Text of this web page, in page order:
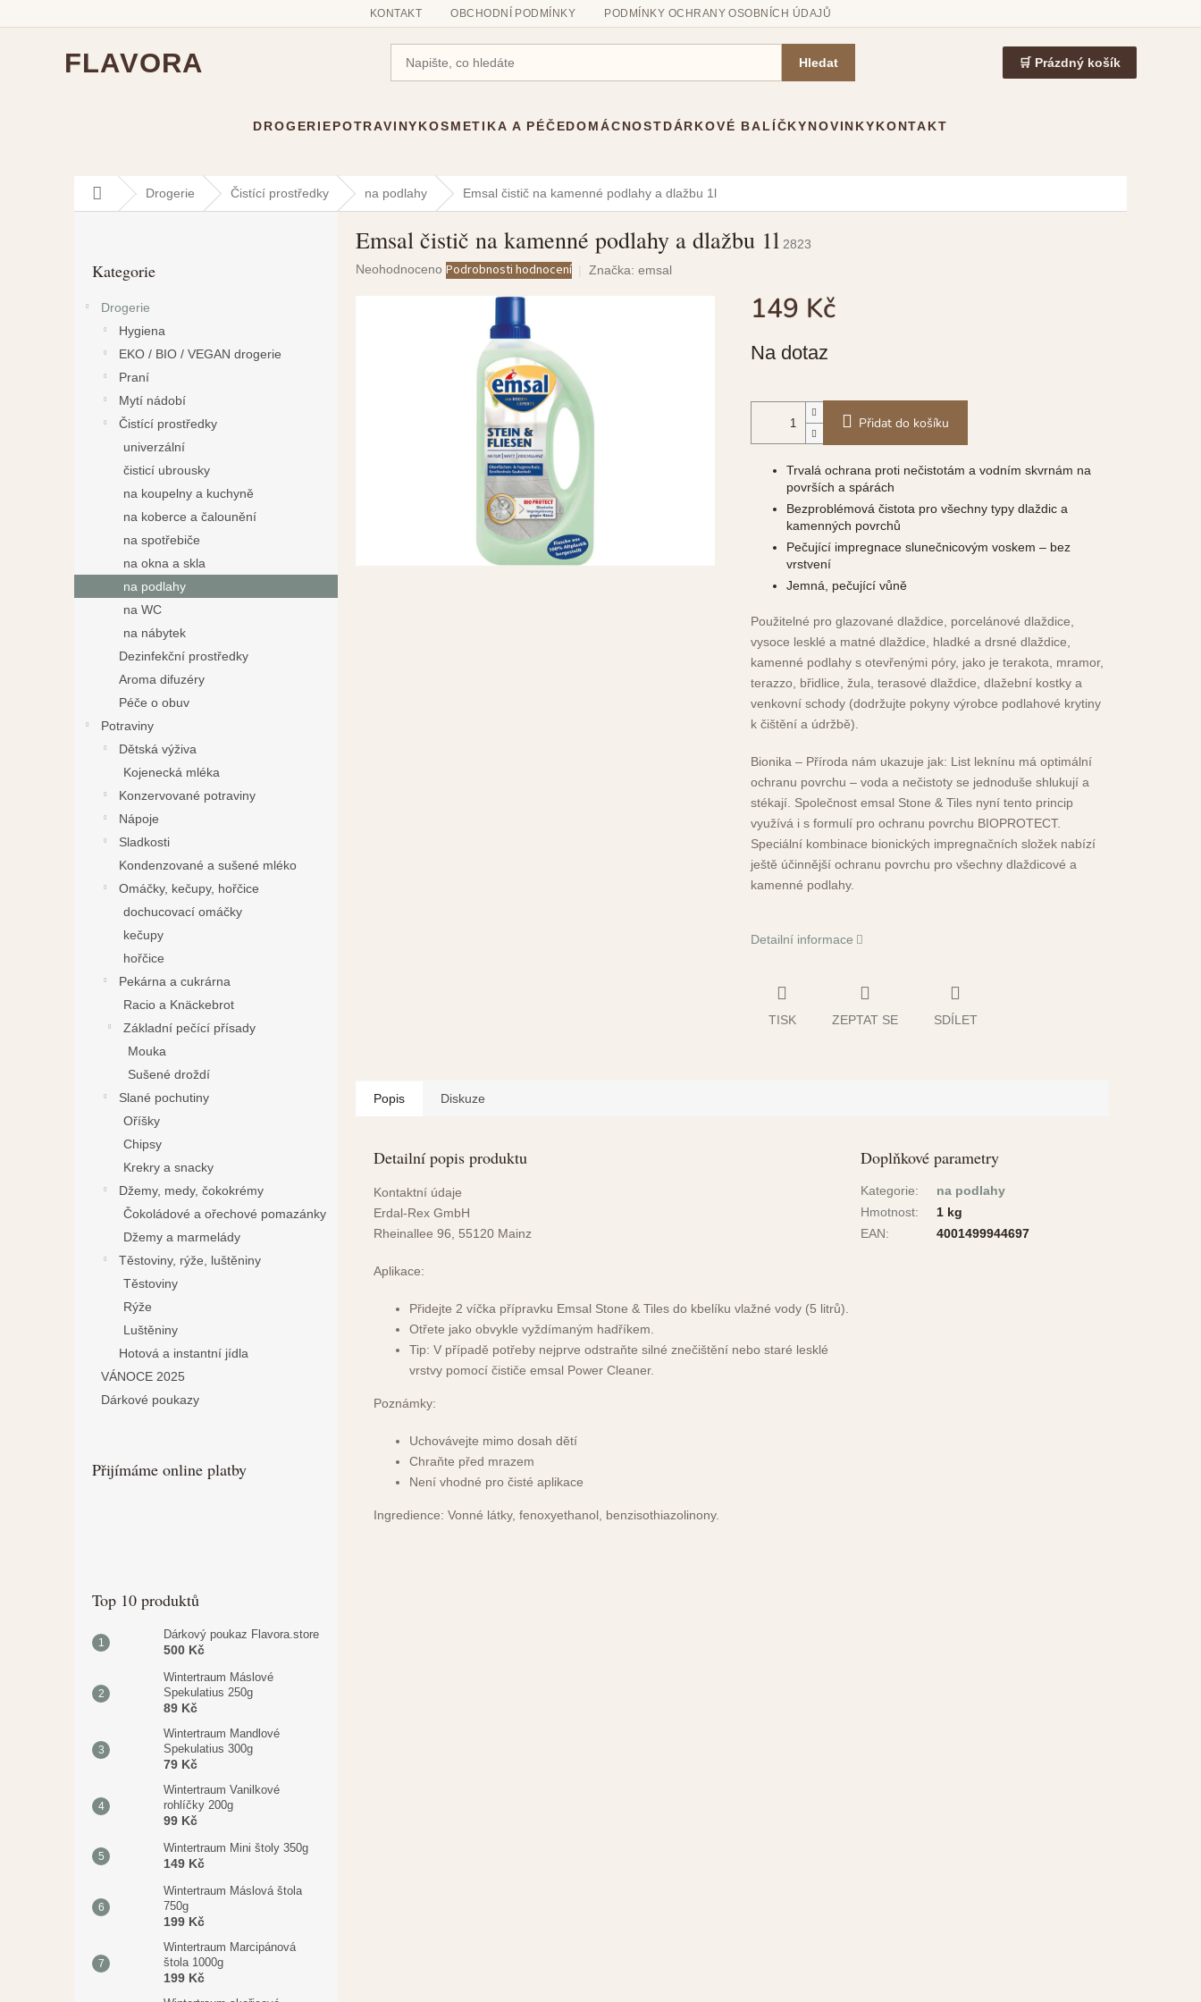
KONTAKT OBCHODNÍ PODMÍNKY PODMÍNKY OCHRANY OSOBNÍCH ÚDAJŮ
FLAVORA Hledat 🛒 Prázdný košík
DROGERIEPOTRAVINYKOSMETIKA A PÉČEDOMÁCNOSTDÁRKOVÉ BALÍČKYNOVINKYKONTAKT
Domů Drogerie Čistící prostředky na podlahy Emsal čistič na kamenné podlahy a dlažbu 1l
kategorie
Kategorie
Drogerie
Hygiena
EKO / BIO / VEGAN drogerie
Praní
Mytí nádobí
Čistící prostředky
univerzální
čisticí ubrousky
na koupelny a kuchyně
na koberce a čalounění
na spotřebiče
na okna a skla
na podlahy
na WC
na nábytek
Dezinfekční prostředky
Aroma difuzéry
Péče o obuv
Potraviny
Dětská výživa
Kojenecká mléka
Konzervované potraviny
Nápoje
Sladkosti
Kondenzované a sušené mléko
Omáčky, kečupy, hořčice
dochucovací omáčky
kečupy
hořčice
Pekárna a cukrárna
Racio a Knäckebrot
Základní pečící přísady
Mouka
Sušené droždí
Slané pochutiny
Oříšky
Chipsy
Krekry a snacky
Džemy, medy, čokokrémy
Čokoládové a ořechové pomazánky
Džemy a marmelády
Těstoviny, rýže, luštěniny
Těstoviny
Rýže
Luštěniny
Hotová a instantní jídla
VÁNOCE 2025
Dárkové poukazy
Přijímáme online platby
Top 10 produktů
Dárkový poukaz Flavora.store
500 Kč
Wintertraum Máslové
Spekulatius 250g
89 Kč
Wintertraum Mandlové
Spekulatius 300g
79 Kč
Wintertraum Vanilkové
rohlíčky 200g
99 Kč
Wintertraum Mini štoly 350g
149 Kč
Wintertraum Máslová štola
750g
199 Kč
Wintertraum Marcipánová
štola 1000g
199 Kč
Emsal čistič na kamenné podlahy a dlažbu 1l 2823
Průměrné
Neohodnoceno Podrobnosti hodnocení Značka: emsal
149 Kč
cena:
Na dotaz
Přidat do košíku
Trvalá ochrana proti nečistotám a vodním skvrnám na
površích a spárách
Bezproblémová čistota pro všechny typy dlaždic a
kamenných povrchů
Pečující impregnace slunečnicovým voskem – bez
vrstvení
Jemná, pečující vůně
Použitelné pro glazované dlaždice, porcelánové dlaždice,
vysoce lesklé a matné dlaždice, hladké a drsné dlaždice,
kamenné podlahy s otevřenými póry, jako je terakota, mramor,
terazzo, břidlice, žula, terasové dlaždice, dlažební kostky a
venkovní schody (dodržujte pokyny výrobce podlahové krytiny
k čištění a údržbě).
Bionika – Příroda nám ukazuje jak: List leknínu má optimální
ochranu povrchu – voda a nečistoty se jednoduše shlukují a
stékají. Společnost emsal Stone & Tiles nyní tento princip
využívá i s formulí pro ochranu povrchu BIOPROTECT.
Speciální kombinace bionických impregnačních složek nabízí
ještě účinnější ochranu povrchu pro všechny dlaždicové a
kamenné podlahy.
Detailní informace
TISK ZEPTAT SE SDÍLET
Popis Diskuze
Detailní popis produktu
Kontaktní údaje
Erdal-Rex GmbH
Rheinallee 96, 55120 Mainz
Aplikace:
Přidejte 2 víčka přípravku Emsal Stone & Tiles do kbelíku vlažné vody (5 litrů).
Otřete jako obvykle vyždímaným hadříkem.
Tip: V případě potřeby nejprve odstraňte silné znečištění nebo staré lesklé
vrstvy pomocí čističe emsal Power Cleaner.
Poznámky:
Uchovávejte mimo dosah dětí
Chraňte před mrazem
Není vhodné pro čisté aplikace
Ingredience: Vonné látky, fenoxyethanol, benzisothiazolinony.
Doplňkové parametry
Kategorie:
na podlahy
Hmotnost:
1 kg
EAN: 4001499944697